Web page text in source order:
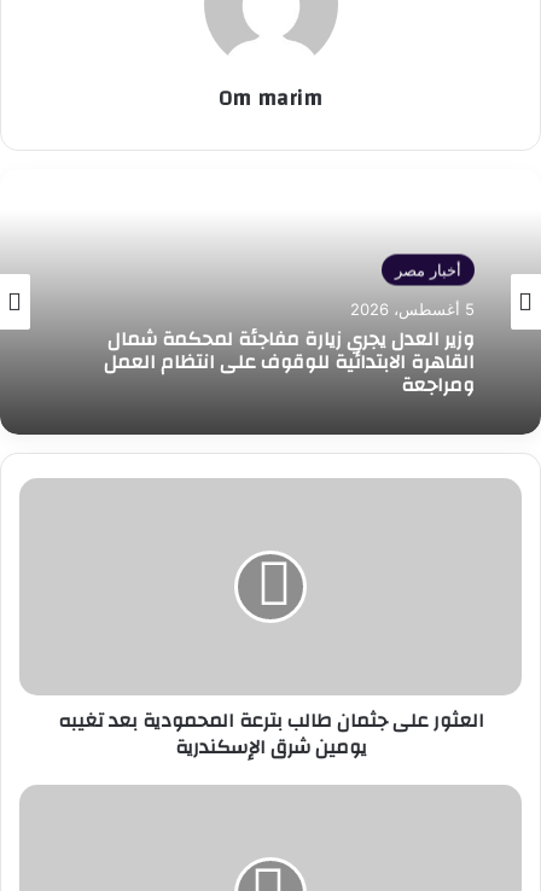
Om marim
أخبار مصر
5 أغسطس، 2026
وزير العدل يجري زيارة مفاجئة لمحكمة شمال
القاهرة الابتدائية للوقوف على انتظام العمل
ومراجعة
العثور
يومين
العثور على جثمان طالب بترعة المحمودية بعد تغيبه
يومين شرق الإسكندرية
رئيس